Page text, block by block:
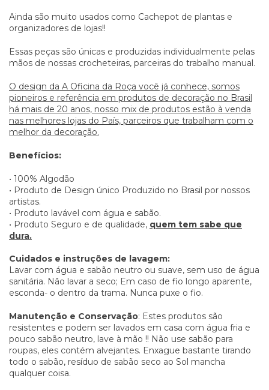
Ainda são muito usados como Cachepot de plantas e
organizadores de lojas!!
Essas peças são únicas e produzidas individualmente pelas
mãos de nossas crocheteiras, parceiras do trabalho manual.
O design da A Oficina da Roça você já conhece, somos
pioneiros e referência em produtos de decoração no Brasil
há mais de 20 anos, nosso mix de produtos estão à venda
nas melhores lojas do País, parceiros que trabalham com o
melhor da decoração.
Benefícios:
• 100% Algodão
• Produto de Design único Produzido no Brasil por nossos
artistas.
• Produto lavável com água e sabão.
• Produto Seguro e de qualidade, quem tem sabe que
dura.
Cuidados e instruções de lavagem:
Lavar com água e sabão neutro ou suave, sem uso de água
sanitária. Não lavar a seco; Em caso de fio longo aparente,
esconda- o dentro da trama. Nunca puxe o fio.
Manutenção e Conservação: Estes produtos são
resistentes e podem ser lavados em casa com água fria e
pouco sabão neutro, lave à mão !! Não use sabão para
roupas, eles contém alvejantes. Enxague bastante tirando
todo o sabão, resíduo de sabão seco ao Sol mancha
qualquer coisa.